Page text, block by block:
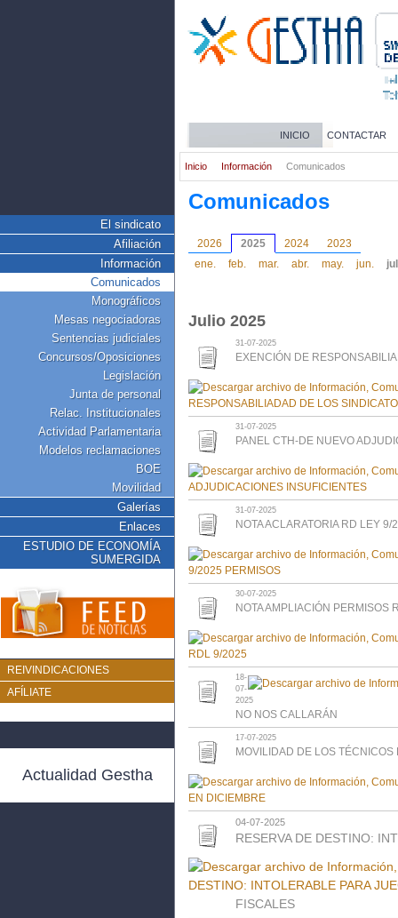
El sindicato
Afiliación
Información
Comunicados
Monográficos
Mesas negociadoras
Sentencias judiciales
Concursos/Oposiciones
Legislación
Junta de personal
Relac. Institucionales
Actividad Parlamentaria
Modelos reclamaciones
BOE
Movilidad
Galerías
Enlaces
ESTUDIO DE ECONOMÍA
SUMERGIDA
REIVINDICACIONES
AFÍLIATE
Actualidad Gestha
INICIO CONTACTAR
Inicio Información Comunicados
Comunicados
2026 2025 2024
2023
ene.
feb. mar. abr. may. jun.
Julio 2025
31-07-2025
EXENCIÓN DE
31-07-2025
PANEL CTH-DE NUEVO
31-07-2025
NOTA ACLARATORIA RD LEY 9/
30-07-2025
NOTA AMPLIACIÓN PERMISOS
18-
07-
2025
NO NOS CALLARÁN
17-07-2025
MOVILIDAD DE LOS TÉCNICOS
04-07-2025
RESERVA DE DESTINO:
FISCALES